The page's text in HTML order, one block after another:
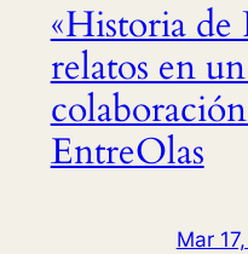
«Historia
relatos en
EntreOlas
Mar